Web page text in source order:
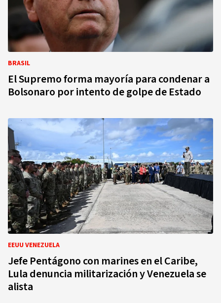
BRASIL
El Supremo forma mayoría para condenar a
Bolsonaro por intento de golpe de Estado
EEUU VENEZUELA
Jefe Pentágono con marines en el Caribe,
Lula denuncia militarización y Venezuela se
alista